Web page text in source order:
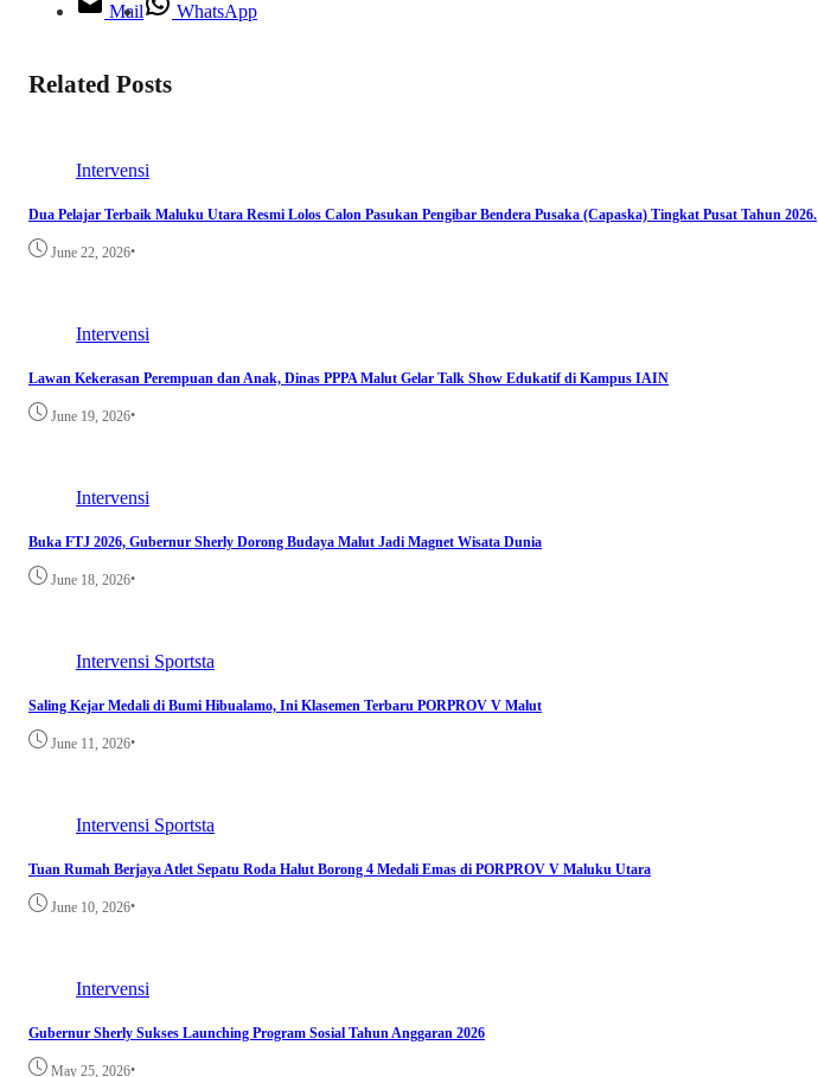
Mail
WhatsApp
Related Posts
Intervensi
Dua Pelajar Terbaik Maluku Utara Resmi Lolos Calon Pasukan Pengibar Bendera Pusaka (Capaska) Tingkat Pusat Tahun 2026.
June 22, 2026•
Intervensi
Lawan Kekerasan Perempuan dan Anak, Dinas PPPA Malut Gelar Talk Show Edukatif di Kampus IAIN
June 19, 2026•
Intervensi
Buka FTJ 2026, Gubernur Sherly Dorong Budaya Malut Jadi Magnet Wisata Dunia
June 18, 2026•
Intervensi Sportsta
Saling Kejar Medali di Bumi Hibualamo, Ini Klasemen Terbaru PORPROV V Malut
June 11, 2026•
Intervensi Sportsta
Tuan Rumah Berjaya Atlet Sepatu Roda Halut Borong 4 Medali Emas di PORPROV V Maluku Utara
June 10, 2026•
Intervensi
Gubernur Sherly Sukses Launching Program Sosial Tahun Anggaran 2026
May 25, 2026•